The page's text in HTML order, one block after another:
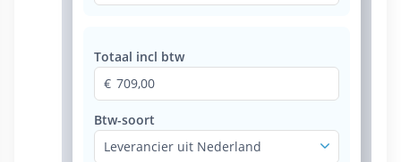
Totaal incl btw
709,00
Btw-soort
Leverancier uit Nederland